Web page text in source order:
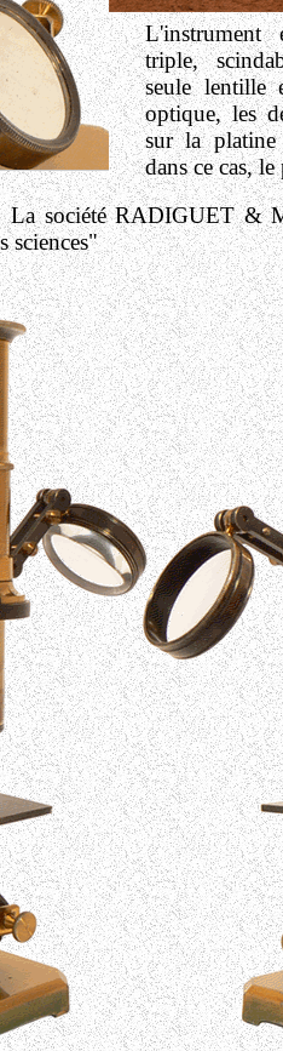
triple,
seule lentille
optique, les
sur la platine
dans ce cas,
La société RADIGUET &
sciences"